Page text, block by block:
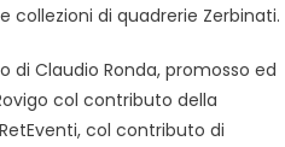
collezioni di quadrerie Zerbinati.
di Claudio Ronda, promosso ed
col contributo della
col contributo di